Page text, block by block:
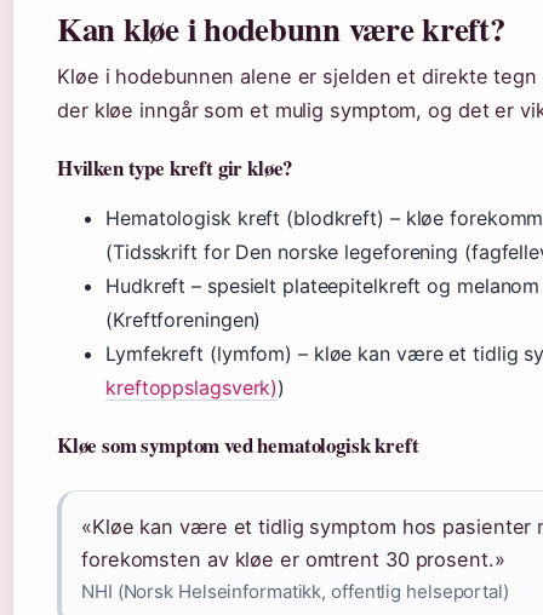
Kan kløe i hodebunn være kreft?
Kløe i hodebunnen alene er sjelden et direkte
der kløe inngår som et mulig symptom, og det er
Hvilken type kreft gir kløe?
Hematologisk kreft (blodkreft) – kløe
(Tidsskrift for Den norske legeforening
Hudkreft – spesielt plateepitelkreft og
(Kreftforeningen)
Lymfekreft (lymfom) – kløe kan være et tidlig
kreftoppslagsverk))
Kløe som symptom ved hematologisk kreft
«Kløe kan være et tidlig symptom hos pasienter
forekomsten av kløe er omtrent 30 prosent.»
NHI (Norsk Helseinformatikk, offentlig helseportal)